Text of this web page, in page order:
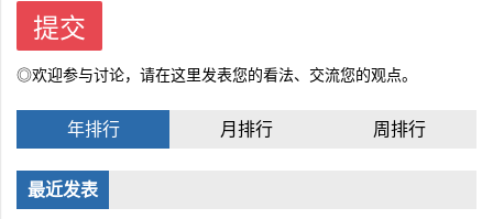
◎欢迎参与讨论，请在这里发表您的看法、交流您的观点。
年排行 月排行 周排行
最近发表